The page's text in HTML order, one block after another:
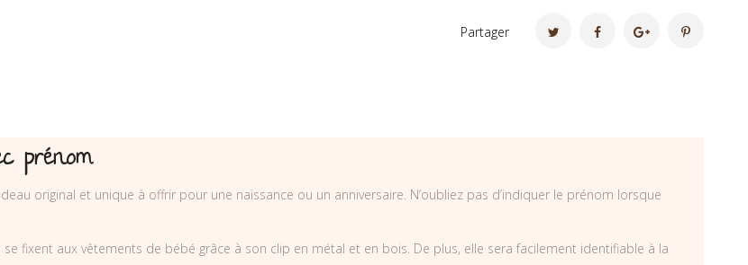
Partager
prénom
original et unique à offrir pour une naissance ou un anniversaire. N’oubliez pas d’indiquer le prénom lorsque
fixent aux vêtements de bébé grâce à son clip en métal et en bois. De plus, elle sera facilement identifiable à la